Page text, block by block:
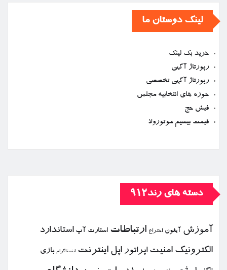
لینک دوستان ما
خرید بک لینک
رپورتاژ آگهی
رپورتاژ آگهی تخصصی
حوزه های انتخابیه مجلس
فیش حج
قیمت بیسیم موتورولا
دسته های رند912
آموزش آیفون اختراع ارتباطات استارت آپ استاندارد
الكترونیك امنیت اپراتور اپل اینترنت اینستاگرام بازی